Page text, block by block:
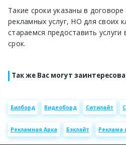
Такие сроки указаны в
рекламных услуг, НО для своих
стараемся предоставить
срок.
Так же Вас могут
Билборд Видеоборд Ситилайт
Рекламная Арка Бэклайт Реклама